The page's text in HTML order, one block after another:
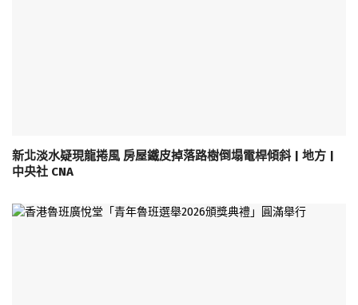
新北淡水疑現龍捲風 房屋鐵皮掉落路樹倒塌電桿傾斜 | 地方 |
中央社 CNA